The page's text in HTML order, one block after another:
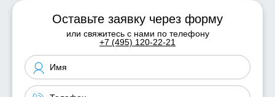
Оставьте заявку через форму
или свяжитесь с нами по телефону
+7 (495) 120-22-21